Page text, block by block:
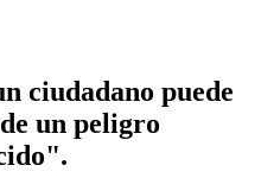
ciudadano puede
un peligro